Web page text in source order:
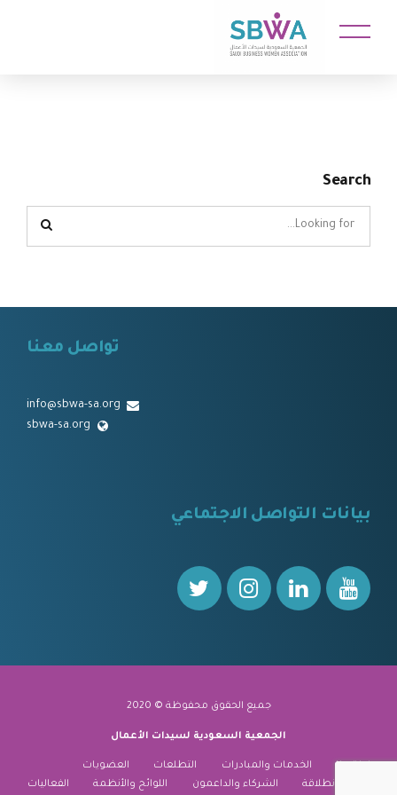
Search
تواصل معنا
info@sbwa-sa.org
sbwa-sa.org
بيانات التواصل الاجتماعي
جميع الحقوق محفوظة © 2020
الجمعية السعودية لسيدات الأعمال
نبذة عنا الخدمات والمبادرات التطلعات
العضويات
منارة الانطلاقة
الشركاء والداعمون اللوائح والأنظمة الفعاليات